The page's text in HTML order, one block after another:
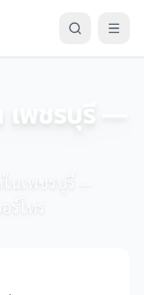
พชรบุรี —
นเพชรบุรี —
ร์โทร